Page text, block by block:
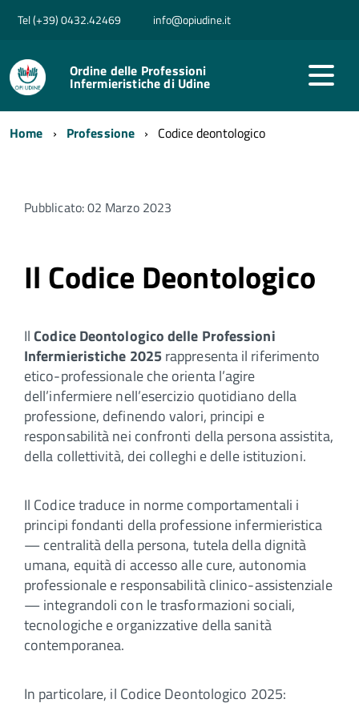
Tel (+39) 0432.42469 info@opiudine.it
Ordine delle Professioni
Infermieristiche di Udine
Home Professione Codice deontologico
Pubblicato: 02 Marzo 2023
Il Codice Deontologico
IlCodice Deontologico delle Professioni
Infermieristiche 2025rappresenta il riferimento
etico-professionale che orienta l’agire
dell’infermiere nell’esercizio quotidiano della
professione, definendo valori, principi e
responsabilità nei confronti della persona assistita,
della collettività, dei colleghi e delle istituzioni.
Il Codice traduce in norme comportamentali i
principi fondanti della professione infermieristica
— centralità della persona, tutela della dignità
umana, equità di accesso alle cure, autonomia
professionale e responsabilità clinico-assistenziale
— integrandoli con le trasformazioni sociali,
tecnologiche e organizzative della sanità
contemporanea.
In particolare, il Codice Deontologico 2025: